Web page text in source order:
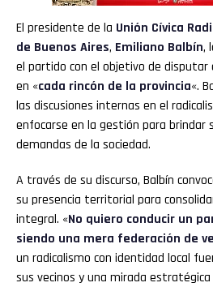
El presidente de la Unión Cívica
de Buenos Aires, Emiliano Balbín,
el partido con el objetivo de
en «cada rincón de la provincia«.
las discusiones internas en el
enfocarse en la gestión para brindar
demandas de la sociedad.
A través de su discurso, Balbín
su presencia territorial para
integral. «No quiero conducir un
siendo una mera federación de
un radicalismo con identidad local
sus vecinos y una mirada